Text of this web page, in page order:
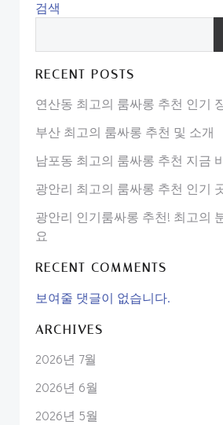
검색
RECENT POSTS
연산동 최고의 룸싸롱 추천 인기
부산 최고의 룸싸롱 추천 및 소개
남포동 최고의 룸싸롱 추천 지금
광안리 최고의 룸싸롱 추천 인기
광안리 인기룸싸롱 추천! 최고의
요
RECENT COMMENTS
보여줄 댓글이 없습니다.
ARCHIVES
2026년 7월
2026년 6월
2026년 5월